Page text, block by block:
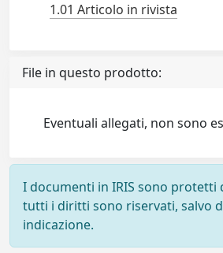
1.01 Articolo in rivista
File in questo prodotto:
Eventuali allegati, non sono
I documenti in IRIS sono protetti
tutti i diritti sono riservati, salvo
indicazione.